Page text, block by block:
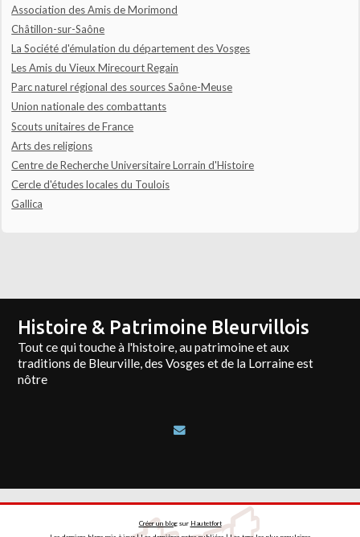
Association des Amis de Morimond
Châtillon-sur-Saône
La Société d'émulation du département des Vosges
Les Amis du Vieux Mirecourt Regain
Parc naturel régional des sources Saône-Meuse
Union nationale des combattants
Scouts unitaires de France
Arts des religions
Centre de Recherche Universitaire Lorrain d'Histoire
Cercle d'études locales du Toulois
Gallica
Histoire & Patrimoine Bleurvillois
Tout ce qui touche à l'histoire, au patrimoine et aux
traditions de Bleurville, des Vosges et de la Lorraine est
nôtre
Créer un blogsur Hautetfort